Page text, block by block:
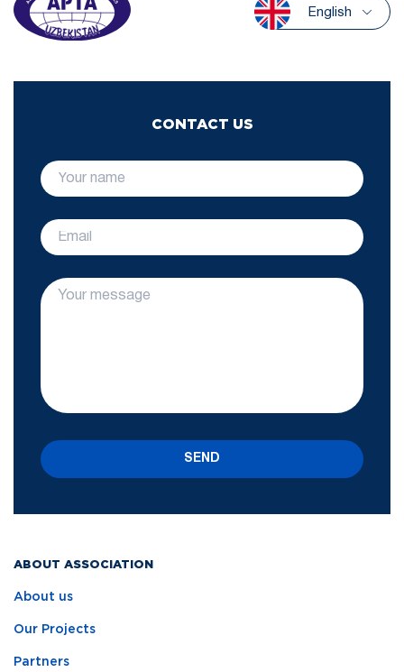
English
ABOUT ASSOCIATION
About us
Our Projects
Partners
CONTACT US
SEND